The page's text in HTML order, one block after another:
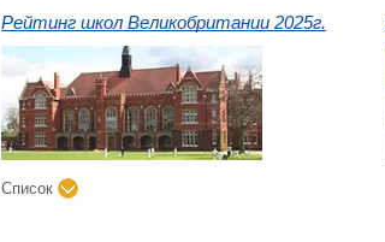
Рейтинг школ Великобритании 2025г.
Список